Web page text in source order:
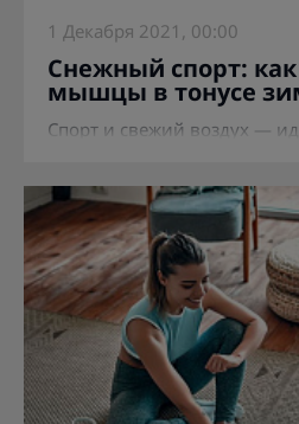
1 Декабря 2021, 00:00
Снежный спорт:
мышцы в тонусе
Спорт и свежий воздух —